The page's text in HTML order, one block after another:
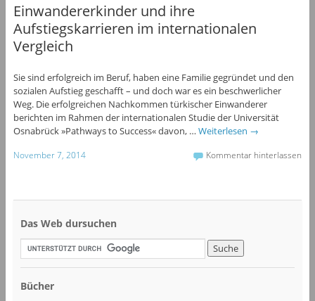
Einwandererkinder und ihre
Aufstiegskarrieren im internationalen
Vergleich
Sie sind erfolgreich im Beruf, haben eine Familie gegründet und den
sozialen Aufstieg geschafft – und doch war es ein beschwerlicher
Weg. Die erfolgreichen Nachkommen türkischer Einwanderer
berichten im Rahmen der internationalen Studie der Universität
Osnabrück »Pathways to Success« davon, … Weiterlesen →
November 7, 2014 Kommentar hinterlassen
Das Web dursuchen
Bücher